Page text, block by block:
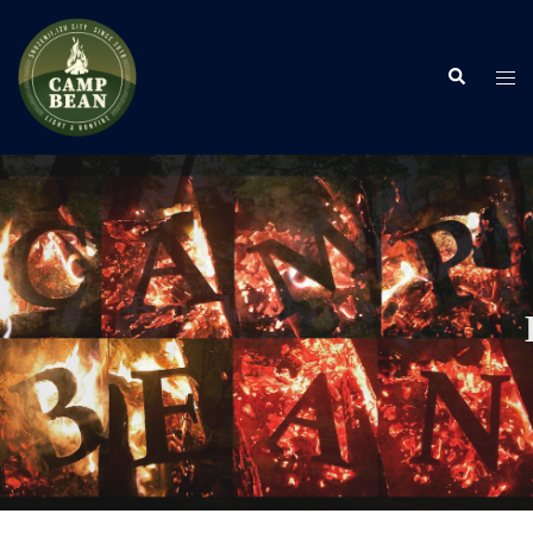
ス
キ
ッ
プ
検
索
ト
ニ
ュ
ー
Light a bonfire